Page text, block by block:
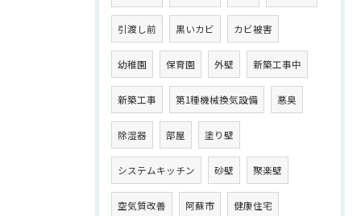
引渡し前 黒いカビ カビ被害
幼稚園 保育園 外壁 新築工事中
新築工事 第1種機械換気設備 悪臭
除湿器 部屋 塗り壁
システムキッチン 砂壁 聚楽壁
空気質改善 阿蘇市 健康住宅